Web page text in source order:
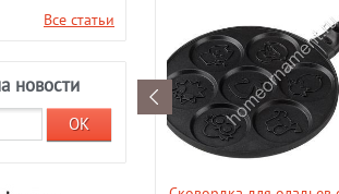
Все статьи
новости